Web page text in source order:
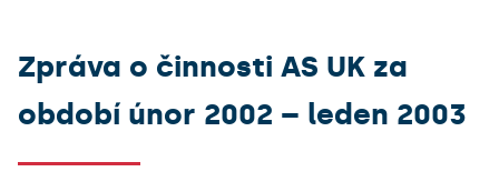
Zpráva o činnosti AS UK za
období únor 2002 – leden 2003